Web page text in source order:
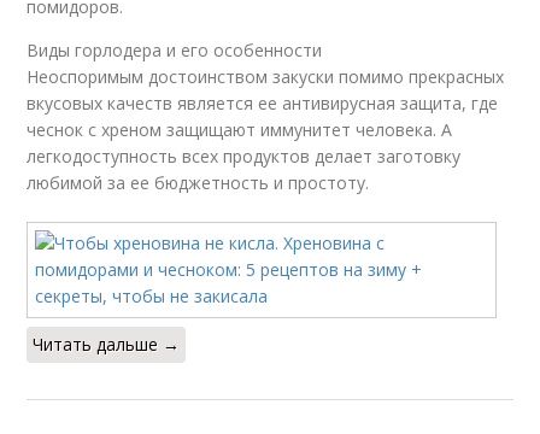
помидоров.
Виды горлодера и его особенности
Неоспоримым достоинством закуски помимо прекрасных
вкусовых качеств является ее антивирусная защита, где
чеснок с хреном защищают иммунитет человека. А
легкодоступность всех продуктов делает заготовку
любимой за ее бюджетность и простоту.
Читать дальше →